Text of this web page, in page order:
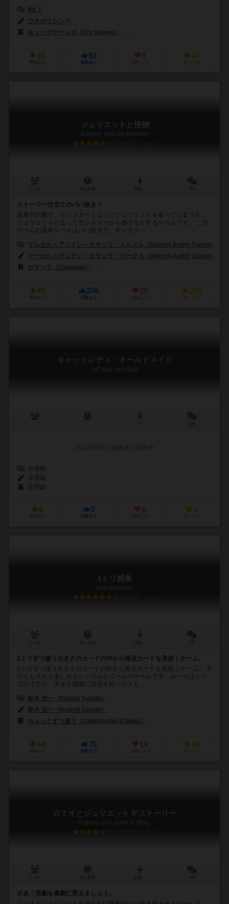
Mr. T
ウチボリシンペ
キューズゲームズ（Q's Games）
15
興味あり
52
経験あり
8
お気に入り
47
持ってる
ジュリエットと怪物
Julchen und die Monster
5.7
ストーリー仕立てのババ抜き！
真夜中の家で、モンスターとなってジュリエットを食べてしまうか、
ジュリエットとなってモンスターから逃げるかするゲームです。 この
ゲームの基本ルールはババ抜きで、モンスター...
マルセル＝アンドレ・カサソラ・メルクル（Marcel-Andre Casasola
マーセル＝アンドレ・カサソラ・マークル（Marcel-André Casasola
カサソラ（Casasola）
49
興味あり
236
経験あり
25
お気に入り
226
持ってる
キャットレディ・オールドメイド
cat lady old maid
0
興味あり
0
経験あり
0
お気に入り
1
持ってる
1ミリ感覚
1mm kankaku
6.0
1ミリずつ違う大きさのカードの中から得点カードを見抜くゲーム。
1ミリずつ違う大きさのカードの中から得点カードを見抜くゲーム。 子
どもも大人も楽しめるシンプルなルールのゲームです。ルールはシン
プルですが、大きさ感覚に自信を持つ方々も...
鈴木 圭一（Keiichi Suzuki）
鈴木 圭一（Keiichi Suzuki）
ちょっとずつ違う（Chottozutsu Chigau）
54
興味あり
75
経験あり
14
お気に入り
68
持ってる
ロミオとジュリエット IFストーリー
Romeo and Juliet IF Story
5.9
さあ！悲劇を喜劇に変えましょう。